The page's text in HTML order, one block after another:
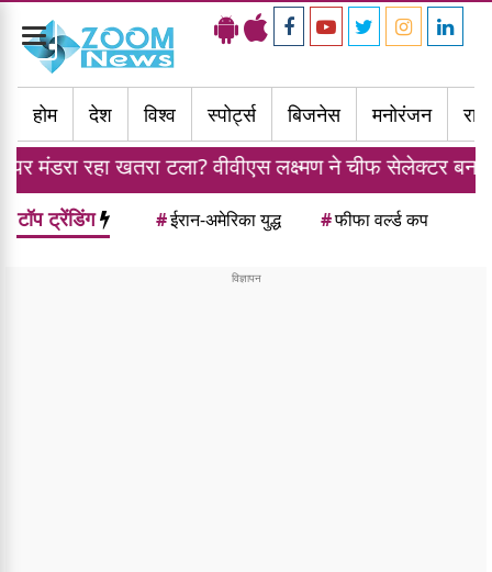
Toggle
navigation
होम
देश विश्व स्पोर्ट्स बिजनेस मनोरंजन
टला? वीवीएस लक्ष्मण ने चीफ सेलेक्टर बनने से किया मना
टॉप ट्रेंडिंग #ईरान-अमेरिका युद्ध #फीफा वर्ल्ड कप